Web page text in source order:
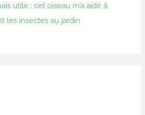
utile : cet oiseau m’a aidé à
les insectes au jardin